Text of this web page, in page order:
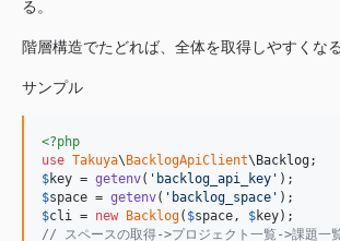
る。
階層構造でたどれば、全体を取得しやすくなる
サンプル
<?php
use Takuya\BacklogApiClient\Backlog
$key = getenv( ' backlog_api_key '
$space = getenv( ' backlog_space '
$cli = new Backlog( $space , $key
// スペースの取得->プロジェクト一覧->課題一